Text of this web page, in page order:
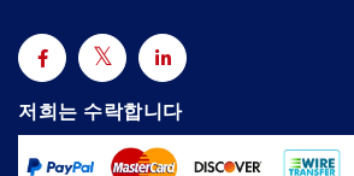
저희는 수락합니다